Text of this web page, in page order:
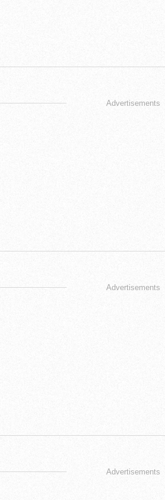
Advertisements
Advertisements
Advertisements